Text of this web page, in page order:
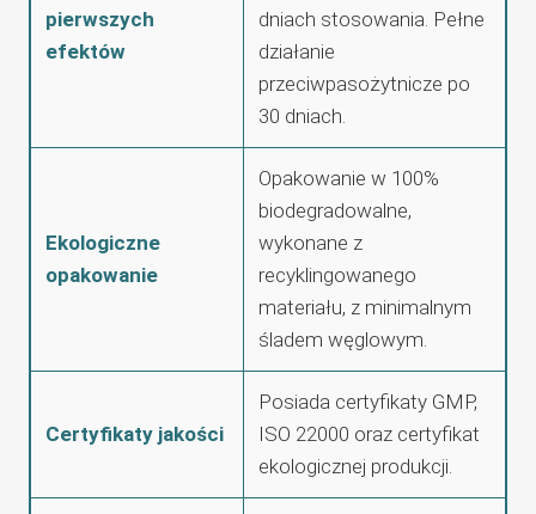
pierwszych
efektów
dniach stosowania. Pełne
działanie
przeciwpasożytnicze po
30 dniach.
Ekologiczne
opakowanie
Opakowanie w 100%
biodegradowalne,
wykonane z
recyklingowanego
materiału, z minimalnym
śladem węglowym.
Certyfikaty jakości
Posiada certyfikaty GMP,
ISO 22000 oraz certyfikat
ekologicznej produkcji.